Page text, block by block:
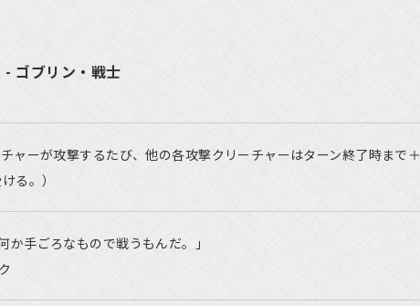
ゴブリン・戦士
ャーが攻撃するたび、他の各攻撃クリーチャーはターン終了時まで＋
る。）
か手ごろなもので戦うもんだ。」